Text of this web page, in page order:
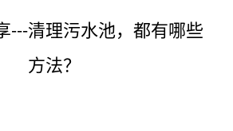
---清理污水池，都有哪些
方法？